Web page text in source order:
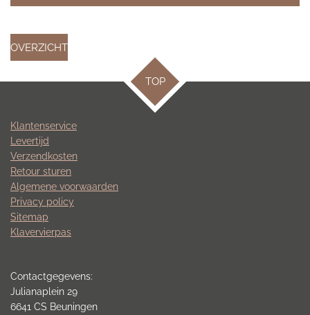
OVERZICHT
TOP
Klantenservice
Levertijd
Verzendkosten
Retour sturen
Algemene voorwaarden
Privacy policy
Sitemap
Klavervierpas
Contactgegevens:
Julianaplein 29
6641 CS Beuningen